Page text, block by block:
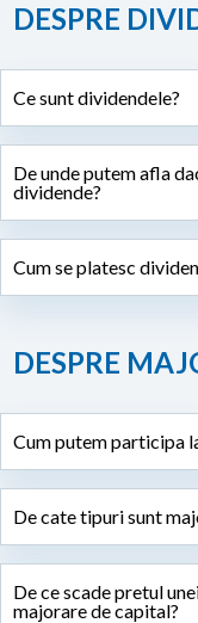
DESPRE
Ce sunt dividendele?
De unde putem afla
dividende?
Cum se platesc
DESPRE
Cum putem participa
De cate tipuri sunt
De ce scade pretul
majorare de capital?